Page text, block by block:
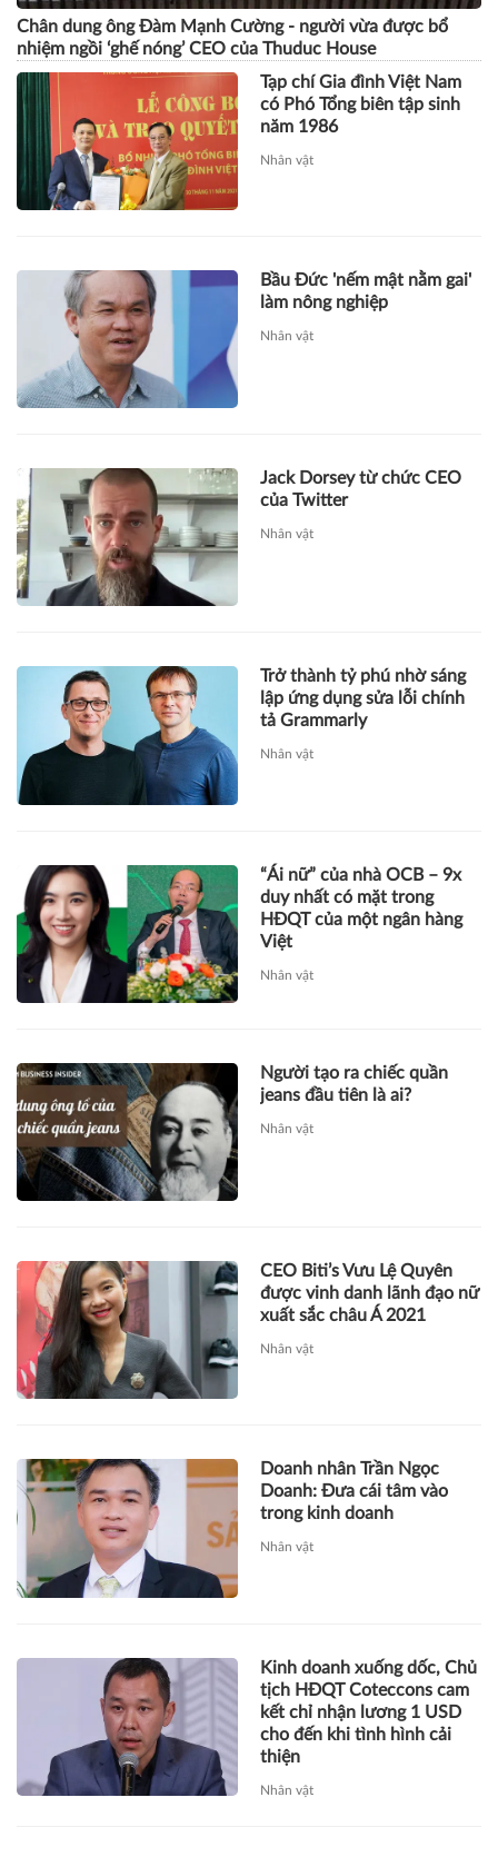
Chân dung ông Đàm Mạnh Cường - người vừa được bổ
nhiệm ngồi ‘ghế nóng’ CEO của Thuduc House
Tạp chí Gia đình Việt Nam
có Phó Tổng biên tập sinh
năm 1986
Nhân vật
Bầu Đức 'nếm mật nằm gai'
làm nông nghiệp
Nhân vật
Jack Dorsey từ chức CEO
của Twitter
Nhân vật
Trở thành tỷ phú nhờ sáng
lập ứng dụng sửa lỗi chính
tả Grammarly
Nhân vật
“Ái nữ” của nhà OCB – 9x
duy nhất có mặt trong
HĐQT của một ngân hàng
Việt
Nhân vật
Người tạo ra chiếc quần
jeans đầu tiên là ai?
Nhân vật
CEO Biti’s Vưu Lệ Quyên
được vinh danh lãnh đạo nữ
xuất sắc châu Á 2021
Nhân vật
Doanh nhân Trần Ngọc
Doanh: Đưa cái tâm vào
trong kinh doanh
Nhân vật
Kinh doanh xuống dốc, Chủ
tịch HĐQT Coteccons cam
kết chỉ nhận lương 1 USD
cho đến khi tình hình cải
thiện
Nhân vật